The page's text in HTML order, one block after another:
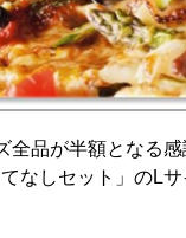
品が半額となる
なしセット」のL